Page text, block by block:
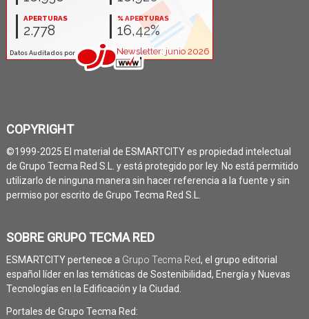
COPYRIGHT
©1999-2025 El material de ESMARTCITY es propiedad intelectual
de Grupo Tecma Red S.L. y está protegido por ley. No está permitido
utilizarlo de ninguna manera sin hacer referencia a la fuente y sin
permiso por escrito de Grupo Tecma Red S.L.
SOBRE GRUPO TECMA RED
ESMARTCITY pertenece a Grupo Tecma Red, el grupo editorial
español líder en las temáticas de Sostenibilidad, Energía y Nuevas
Tecnologías en la Edificación y la Ciudad.
Portales de Grupo Tecma Red: